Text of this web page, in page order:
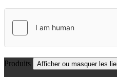
Produits Afficher ou masquer les